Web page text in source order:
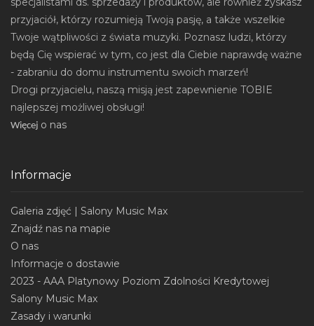
przyjaciół, którzy rozumieją Twoją pasję, a także wszelkie
Twoje wątpliwości z świata muzyki. Poznasz ludzi, którzy
będą Cię wspierać w tym, co jest dla Ciebie naprawdę ważne
- zabraniu do domu instrumentu swoich marzeń!
Drogi przyjacielu, naszą misją jest zapewnienie TOBIE
najlepszej możliwej obsługi!
Więcej o nas
Informacje
Galeria zdjęć | Salony Music Max
Znajdź nas na mapie
O nas
Informacje o dostawie
2023 - AAA Platynowy Poziom Zdolności Kredytowej
Salony Music Max
Zasady i warunki